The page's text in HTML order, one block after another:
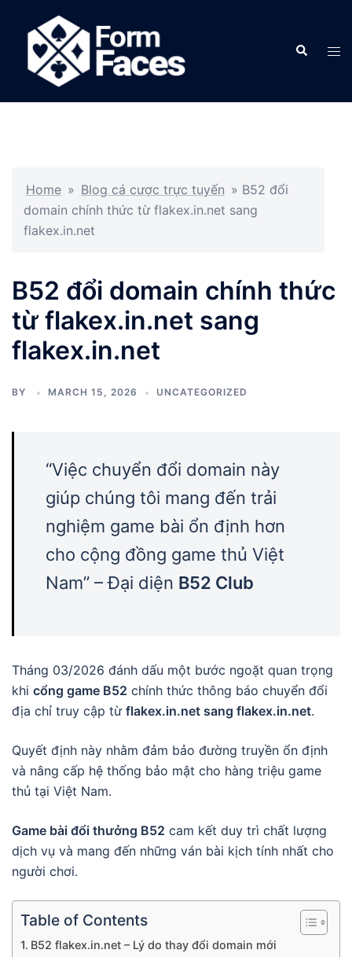
content
Search
Home » Blog cá cược trực tuyến » B52 đổi
domain chính thức từ flakex.in.net sang
flakex.in.net
B52 đổi domain chính thức
từ flakex.in.net sang
flakex.in.net
BY MARCH 15, 2026 UNCATEGORIZED
“Việc chuyển đổi domain này
giúp chúng tôi mang đến trải
nghiệm game bài ổn định hơn
cho cộng đồng game thủ Việt
Nam” – Đại diện B52 Club
Tháng 03/2026 đánh dấu một bước ngoặt quan trọng
khi cổng game B52 chính thức thông báo chuyển đổi
địa chỉ truy cập từ flakex.in.net sang flakex.in.net.
Quyết định này nhằm đảm bảo đường truyền ổn định
và nâng cấp hệ thống bảo mật cho hàng triệu game
thủ tại Việt Nam.
Game bài đổi thưởng B52 cam kết duy trì chất lượng
dịch vụ và mang đến những ván bài kịch tính nhất cho
người chơi.
Table of Contents
B52 flakex.in.net – Lý do thay đổi domain mới